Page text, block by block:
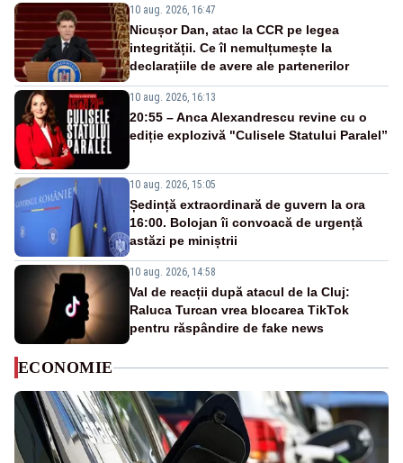
10 aug. 2026, 16:47
Nicușor Dan, atac la CCR pe legea
integrității. Ce îl nemulțumește la
declarațiile de avere ale partenerilor
10 aug. 2026, 16:13
20:55 – Anca Alexandrescu revine cu o
ediție explozivă "Culisele Statului Paralel”
10 aug. 2026, 15:05
Ședință extraordinară de guvern la ora
16:00. Bolojan îi convoacă de urgență
astăzi pe miniștrii
10 aug. 2026, 14:58
Val de reacții după atacul de la Cluj:
Raluca Turcan vrea blocarea TikTok
pentru răspândire de fake news
ECONOMIE